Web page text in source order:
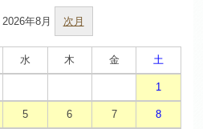
2026年8月 次月
水 木 金 土
1
5 6 7 8